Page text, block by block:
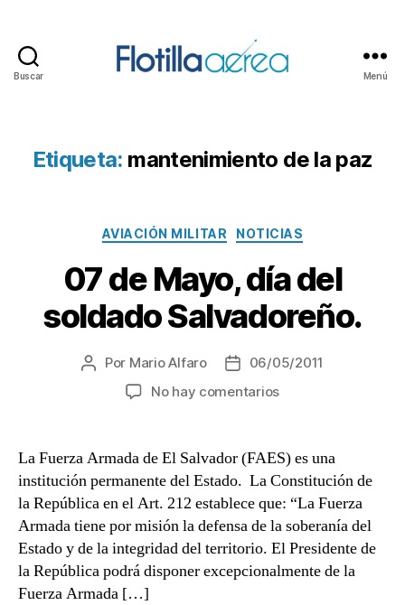
Buscar Menú
Etiqueta: mantenimiento de la paz
Categorías
AVIACIÓN MILITAR NOTICIAS
07 de Mayo, día del
soldado Salvadoreño.
Autor
Por Mario Alfaro
Fecha06/05/2011
No hay comentariosen
Mayo,
día
del
soldado
Salvadoreño.
La Fuerza Armada de El Salvador (FAES) es una
institución permanente del Estado. La Constitución de
la República en el Art. 212 establece que: “La Fuerza
Armada tiene por misión la defensa de la soberanía del
Estado y de la integridad del territorio. El Presidente de
la República podrá disponer excepcionalmente de la
Fuerza Armada […]